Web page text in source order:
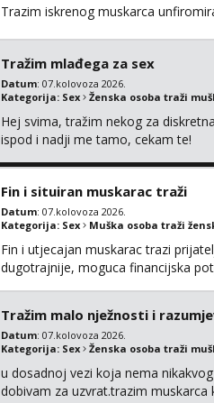
Trazim iskrenog muskarca
Tražim mlađega za sex
Datum: 07.kolovoza 2026.
Kategorija: Sex Ženska osoba traži
Hej svima, tražim nekog za
ispod i nadji me tamo, cekam te!
Fin i situiran muskarac traži
Datum: 07.kolovoza 2026.
Kategorija: Sex Muška osoba traži
Fin i utjecajan muskarac trazi
dugotrajnije, moguca financijska
Tražim malo nježnosti i
Datum: 07.kolovoza 2026.
Kategorija: Sex Ženska osoba traži
u dosadnoj vezi koja nema
dobivam za uzvrat.trazim